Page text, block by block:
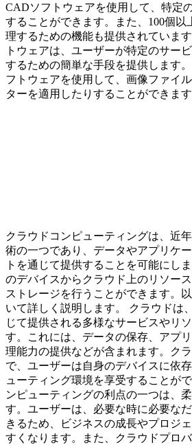
CADソフトウェアを使用して、特定
することができます。また、100個以
理するための機能も提供されていま
トウェアは、ユーザーが特定のサー
するための簡単な手段を提供します
フトウェアを使用して、画像ファイ
ターを適用したりすることができます
クラウドコンピューティングは、近
術の一つであり、データやアプリケ
トを通じて提供することを可能にし
のデバイスからクラウド上のリソー
ストレージを行うことができます。
いて詳しく説明します。 クラウドは
じて提供される多様なサービスやリ
す。これには、データの保存、アプ
理能力の提供などが含まれます。ク
で、ユーザーは自身のデバイスに依
ューティング環境を享受することが
ンピューティングの利点の一つは、
す。ユーザーは、必要な時に必要な
きるため、ビジネスの成長やプロジ
すくなります。また、クラウドプロ